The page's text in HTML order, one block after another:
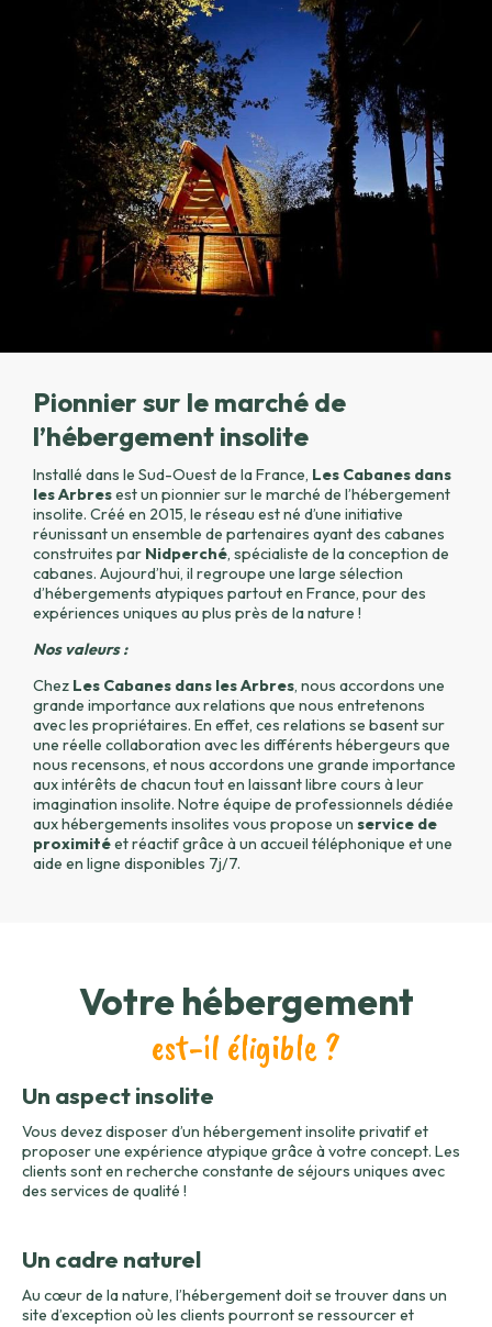
Pionnier sur le marché de
l’hébergement insolite
Installé dans le Sud-Ouest de la France, Les Cabanes dans
les Arbresest un pionnier sur le marché de l’hébergement
insolite. Créé en 2015, le réseau est né d’une initiative
réunissant un ensemble de partenaires ayant des cabanes
construites par Nidperché, spécialiste de la conception de
cabanes. Aujourd’hui, il regroupe une large sélection
d’hébergements atypiques partout en France, pour des
expériences uniques au plus près de la nature !
Nos valeurs :
Chez Les Cabanes dans les Arbres, nous accordons une
grande importance aux relations que nous entretenons
avec les propriétaires. En effet, ces relations se basent sur
une réelle collaboration avec les différents hébergeurs que
nous recensons, et nous accordons une grande importance
aux intérêts de chacun tout en laissant libre cours à leur
imagination insolite. Notre équipe de professionnels dédiée
aux hébergements insolites vous propose un service de
proximitéet réactif grâce à un accueil téléphonique et une
aide en ligne disponibles 7j/7.
Votre hébergement
est-il éligible ?
Un aspect insolite
Vous devez disposer d’un hébergement insolite privatif et
proposer une expérience atypique grâce à votre concept. Les
clients sont en recherche constante de séjours uniques avec
des services de qualité !
Un cadre naturel
Au cœur de la nature, l’hébergement doit se trouver dans un
site d’exception où les clients pourront se ressourcer et